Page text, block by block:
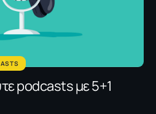
podcasts με 5+1